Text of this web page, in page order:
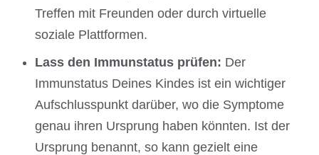
Treffen mit Freunden oder durch virtuelle
soziale Plattformen.
Lass den Immunstatus prüfen: Der
Immunstatus Deines Kindes ist ein wichtiger
Aufschlusspunkt darüber, wo die Symptome
genau ihren Ursprung haben könnten. Ist der
Ursprung benannt, so kann gezielt eine